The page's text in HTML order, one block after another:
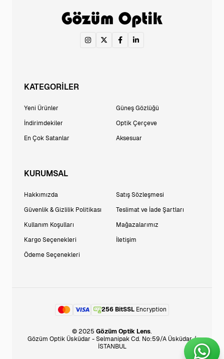
KATEGORİLER
Yeni Ürünler
İndirimdekiler
En Çok Satanlar
Güneş Gözlüğü
Optik Çerçeve
Aksesuar
KURUMSAL
Hakkımızda
Güvenlik & Gizlilik Politikası
Kullanım Koşulları
Kargo Seçenekleri
Ödeme Seçenekleri
Satış Sözleşmesi
Teslimat ve İade Şartları
Mağazalarımız
İletişim
256 BitSSL Encryption
© 2025 Gözüm Optik Lens.
Gözüm Optik Üsküdar - Selmanipak Cd. No:59/A Üsküdar /
İSTANBUL